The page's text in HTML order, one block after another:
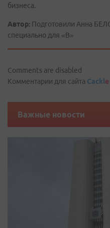
бизнеса.
Автор: Подготовили Анна
специально для «В»
Comments are disabled
Комментарии для сайта Cackle
Важные новости